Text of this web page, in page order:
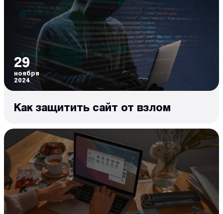
29
ноября
2024
Как защитить сайт от взлом